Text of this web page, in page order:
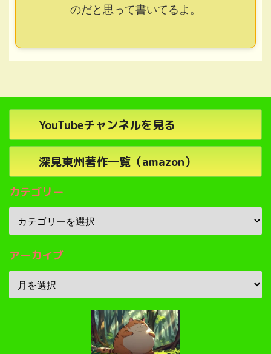
のだと思って書いてるよ。
YouTubeチャンネルを見る
深見東州著作一覧（amazon）
カテゴリー
アーカイブ